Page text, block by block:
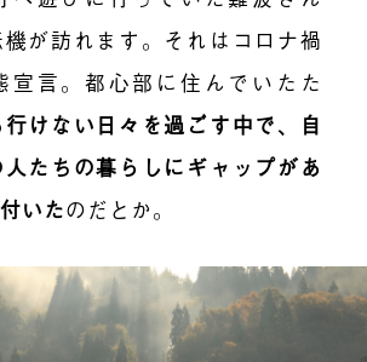
が訪れます。それはコロナ禍
宣言。都心部に住んでいたた
行けない日々を過ごす中で、自
たちの暮らしにギャップがあ
いたのだとか。